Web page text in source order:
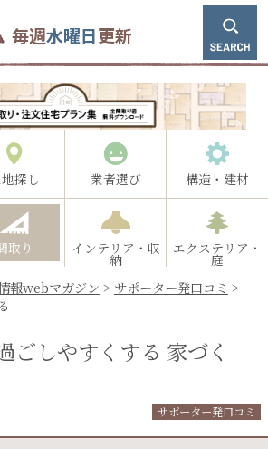
毎週水曜日更新
探し 業者選び 構造・建材
取り インテリア・収
納
エクステリア・
庭
報webマガジン > サポーター発口コミ >
ごしやすくする 家づく
サポーター発口コミ